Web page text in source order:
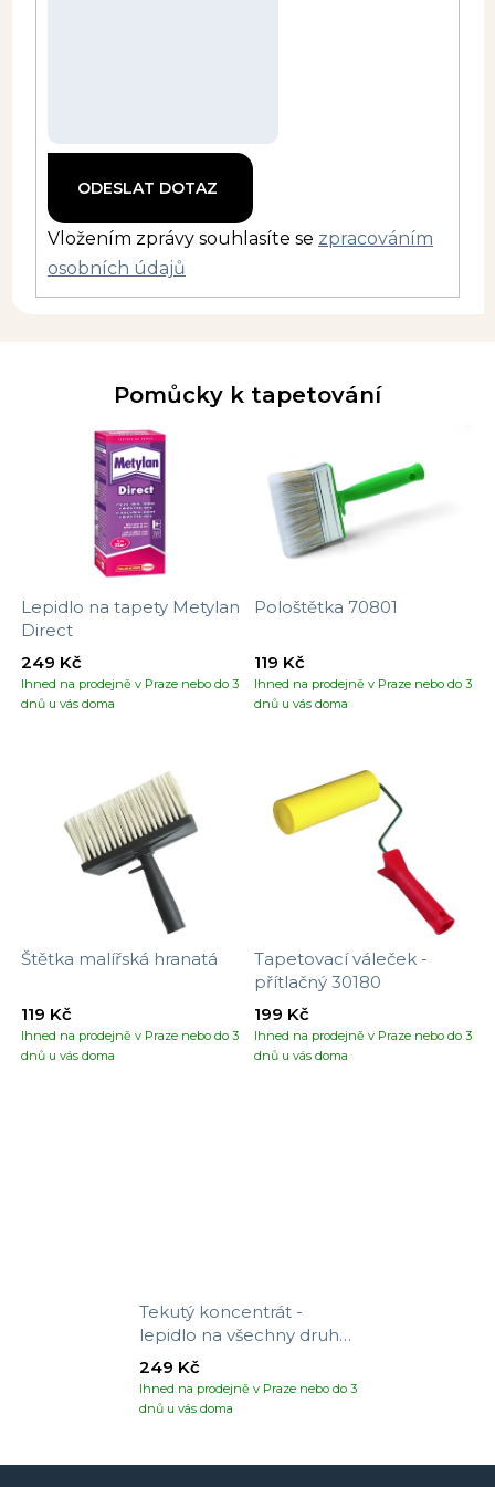
Vložením zprávy souhlasíte se zpracováním
osobních údajů
Pomůcky k tapetování
Lepidlo na tapety Metylan
Direct
Ihned na prodejně v Praze nebo do 3
dnů u vás doma
249 Kč
Pološtětka 70801
Ihned na prodejně v Praze nebo do 3
dnů u vás doma
119 Kč
Štětka malířská hranatá
Ihned na prodejně v Praze nebo do 3
dnů u vás doma
119 Kč
Tapetovací váleček -
přítlačný 30180
Ihned na prodejně v Praze nebo do 3
dnů u vás doma
199 Kč
Tekutý koncentrát -
lepidlo na všechny druhy
tapet
Ihned na prodejně v Praze nebo do 3
dnů u vás doma
249 Kč